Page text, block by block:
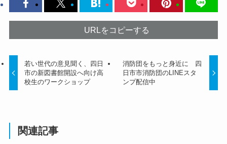
URLをコピーする
若い世代の意見聞く、四日
市の新図書館開設へ向け高
校生のワークショップ
消防団をもっと身近に 四
日市市消防団のLINEスタ
ンプ配信中
関連記事